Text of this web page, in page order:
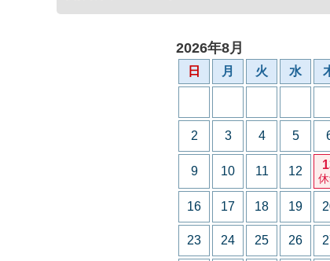
2026年8月
日 月 火 水
2 3 4 5
9 10 11 12
16 17 18 19
23 24 25 26